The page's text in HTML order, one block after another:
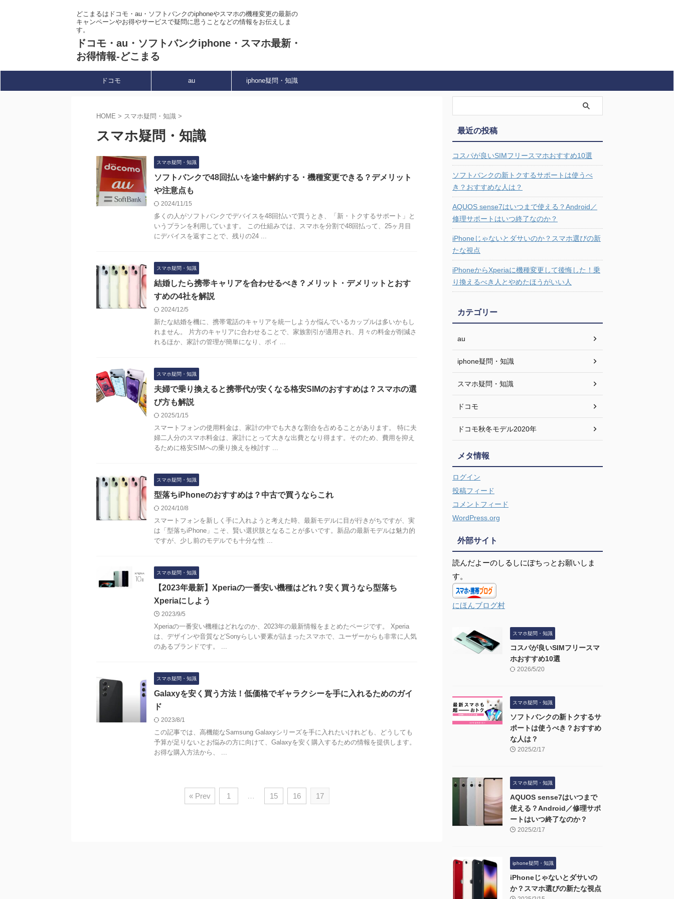
どこまるはドコモ・au・ソフトバンクのiphoneやスマホの機種変更の最新の
キャンペーンやお得やサービスで疑問に思うことなどの情報をお伝えしま
す。
ドコモ・au・ソフトバンクiphone・スマホ最新・
お得情報-どこまる
ドコモ au iphone疑問・知識
HOME > スマホ疑問・知識 >
スマホ疑問・知識
スマホ疑問・知識
ソフトバンクで48回払いを途中解約する・機種変更できる？デメリット
や注意点も
2024/11/15
多くの人がソフトバンクでデバイスを48回払いで買うとき、「新・トクするサポート」と
いうプランを利用しています。 この仕組みでは、スマホを分割で48回払って、25ヶ月目
にデバイスを返すことで、残りの24 ...
スマホ疑問・知識
結婚したら携帯キャリアを合わせるべき？メリット・デメリットとおす
すめの4社を解説
2024/12/5
新たな結婚を機に、携帯電話のキャリアを統一しようか悩んでいるカップルは多いかもし
れません。 片方のキャリアに合わせることで、家族割引が適用され、月々の料金が削減さ
れるほか、家計の管理が簡単になり、ポイ ...
スマホ疑問・知識
夫婦で乗り換えると携帯代が安くなる格安SIMのおすすめは？スマホの選
び方も解説
2025/1/15
スマートフォンの使用料金は、家計の中でも大きな割合を占めることがあります。 特に夫
婦二人分のスマホ料金は、家計にとって大きな出費となり得ます。そのため、費用を抑え
るために格安SIMへの乗り換えを検討す ...
スマホ疑問・知識
型落ちiPhoneのおすすめは？中古で買うならこれ
2024/10/8
スマートフォンを新しく手に入れようと考えた時、最新モデルに目が行きがちですが、実
は「型落ちiPhone」こそ、賢い選択肢となることが多いです。新品の最新モデルは魅力的
ですが、少し前のモデルでも十分な性 ...
スマホ疑問・知識
【2023年最新】Xperiaの一番安い機種はどれ？安く買うなら型落ち
Xperiaにしよう
2023/9/5
Xperiaの一番安い機種はどれなのか、2023年の最新情報をまとめたページです。 Xperia
は、デザインや音質などSonyらしい要素が詰まったスマホで、ユーザーからも非常に人気
のあるブランドです。 ...
スマホ疑問・知識
Galaxyを安く買う方法！低価格でギャラクシーを手に入れるためのガイ
ド
2023/8/1
この記事では、高機能なSamsung Galaxyシリーズを手に入れたいけれども、どうしても
予算が足りないとお悩みの方に向けて、Galaxyを安く購入するための情報を提供します。
お得な購入方法から、 ...
« Prev 1 … 15 16 17
最近の投稿
コスパが良いSIMフリースマホおすすめ10選
ソフトバンクの新トクするサポートは使うべ
き？おすすめな人は？
AQUOS sense7はいつまで使える？Android／
修理サポートはいつ終了なのか？
iPhoneじゃないとダサいのか？スマホ選びの新
たな視点
iPhoneからXperiaに機種変更して後悔した！乗
り換えるべき人とやめたほうがいい人
カテゴリー
au
iphone疑問・知識
スマホ疑問・知識
ドコモ
ドコモ秋冬モデル2020年
メタ情報
ログイン
投稿フィード
コメントフィード
WordPress.org
外部サイト
読んだよーのしるしにぽちっとお願いしま
す。
にほんブログ村
スマホ疑問・知識
コスパが良いSIMフリースマ
ホおすすめ10選
2026/5/20
スマホ疑問・知識
ソフトバンクの新トクするサ
ポートは使うべき？おすすめ
な人は？
2025/2/17
スマホ疑問・知識
AQUOS sense7はいつまで
使える？Android／修理サポ
ートはいつ終了なのか？
2025/2/17
iphone疑問・知識
iPhoneじゃないとダサいの
か？スマホ選びの新たな視点